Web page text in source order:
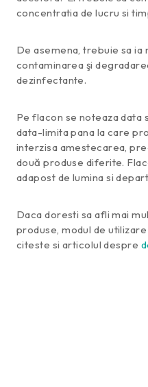
concentratia de lucru si
De asemena, trebuie sa ia
contaminarea şi
dezinfectante.
Pe flacon se noteaza data
data-limita pana la care
interzisa amestecarea,
două produse diferite.
adapost de lumina si
Daca doresti sa afli mai
produse, modul de
citeste si articolul despre